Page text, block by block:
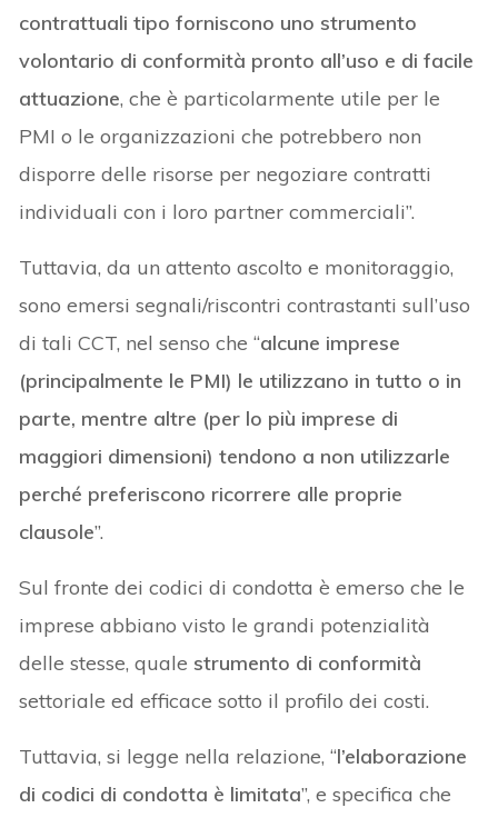
contrattuali tipo forniscono uno strumento
volontario di conformità pronto all’uso e di facile
attuazione, che è particolarmente utile per le
PMI o le organizzazioni che potrebbero non
disporre delle risorse per negoziare contratti
individuali con i loro partner commerciali”.
Tuttavia, da un attento ascolto e monitoraggio,
sono emersi segnali/riscontri contrastanti sull’uso
di tali CCT, nel senso che “alcune imprese
(principalmente le PMI) le utilizzano in tutto o in
parte, mentre altre (per lo più imprese di
maggiori dimensioni) tendono a non utilizzarle
perché preferiscono ricorrere alle proprie
clausole”.
Sul fronte dei codici di condotta è emerso che le
imprese abbiano visto le grandi potenzialità
delle stesse, quale strumento di conformità
settoriale ed efficace sotto il profilo dei costi.
Tuttavia, si legge nella relazione, “l’elaborazione
di codici di condotta è limitata”, e specifica che